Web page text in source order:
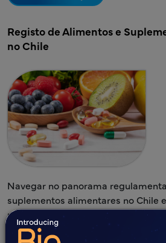
Registo de Alimentos e
no Chile
Navegar no panorama
suplementos alimentares no Chile
precisão. A Freyr Solutions
abrangente para garantir que os